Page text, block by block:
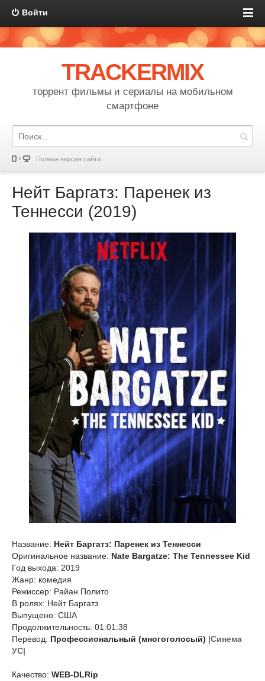
Войти
TRACKERMIX
торрент фильмы и сериалы на мобильном
смартфоне
Полная версия сайта
Нейт Баргатз: Паренек из
Теннесси (2019)
Название: Нейт Баргатз: Паренек из Теннесси
Оригинальное название: Nate Bargatze: The Tennessee Kid
Год выхода: 2019
Жанр: комедия
Режиссер: Райан Полито
В ролях: Нейт Баргатз
Выпущено: США
Продолжительность: 01:01:38
Перевод: Профессиональный (многоголосый) |Синема
УС|
Качество: WEB-DLRip